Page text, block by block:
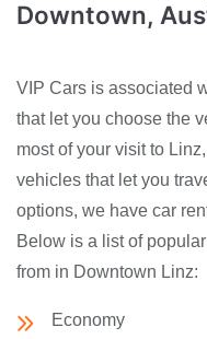
Downtown,
VIP Cars is associated
that let you choose the
most of your visit to
vehicles that let you
options, we have car
Below is a list of
from in Downtown Linz:
Economy